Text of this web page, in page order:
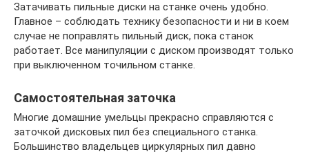
Затачивать пильные диски на станке очень удобно.
Главное – соблюдать технику безопасности и ни в коем
случае не поправлять пильный диск, пока станок
работает. Все манипуляции с диском производят только
при выключенном точильном станке.
Самостоятельная заточка
Многие домашние умельцы прекрасно справляются с
заточкой дисковых пил без специального станка.
Большинство владельцев циркулярных пил давно